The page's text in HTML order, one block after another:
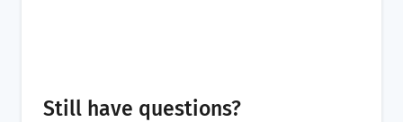
Still have questions?